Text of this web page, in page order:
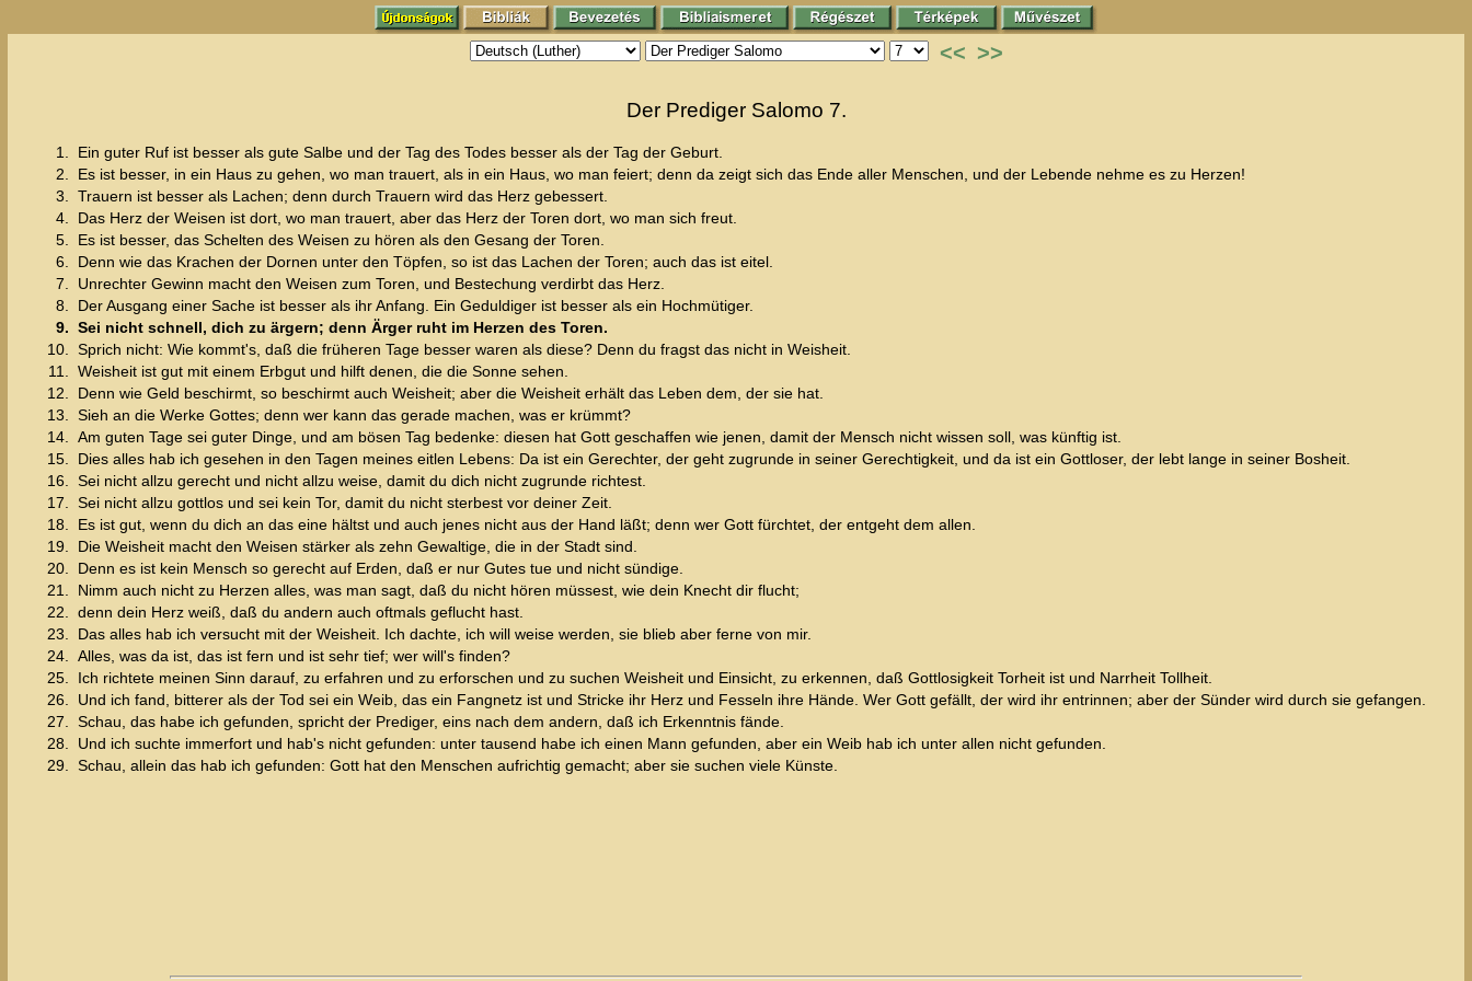
<< >>
Der Prediger Salomo 7.
1.
Ein guter Ruf ist besser als gute Salbe und der Tag des Todes besser als der Tag der Geburt.
2.
Es ist besser, in ein Haus zu gehen, wo man trauert, als in ein Haus, wo man feiert; denn da zeigt sich das Ende aller Menschen, und der Lebende nehme es zu Herzen!
3.
Trauern ist besser als Lachen; denn durch Trauern wird das Herz gebessert.
4.
Das Herz der Weisen ist dort, wo man trauert, aber das Herz der Toren dort, wo man sich freut.
5.
Es ist besser, das Schelten des Weisen zu hören als den Gesang der Toren.
6.
Denn wie das Krachen der Dornen unter den Töpfen, so ist das Lachen der Toren; auch das ist eitel.
7.
Unrechter Gewinn macht den Weisen zum Toren, und Bestechung verdirbt das Herz.
8.
Der Ausgang einer Sache ist besser als ihr Anfang. Ein Geduldiger ist besser als ein Hochmütiger.
9. Sei nicht schnell, dich zu ärgern; denn Ärger ruht im Herzen des Toren.
10.
Sprich nicht: Wie kommt's, daß die früheren Tage besser waren als diese? Denn du fragst das nicht in Weisheit.
11.
Weisheit ist gut mit einem Erbgut und hilft denen, die die Sonne sehen.
12.
Denn wie Geld beschirmt, so beschirmt auch Weisheit; aber die Weisheit erhält das Leben dem, der sie hat.
13.
Sieh an die Werke Gottes; denn wer kann das gerade machen, was er krümmt?
14.
Am guten Tage sei guter Dinge, und am bösen Tag bedenke: diesen hat Gott geschaffen wie jenen, damit der Mensch nicht wissen soll, was künftig ist.
15.
Dies alles hab ich gesehen in den Tagen meines eitlen Lebens: Da ist ein Gerechter, der geht zugrunde in seiner Gerechtigkeit, und da ist ein Gottloser, der lebt lange in seiner Bosheit.
16.
Sei nicht allzu gerecht und nicht allzu weise, damit du dich nicht zugrunde richtest.
17.
Sei nicht allzu gottlos und sei kein Tor, damit du nicht sterbest vor deiner Zeit.
18.
Es ist gut, wenn du dich an das eine hältst und auch jenes nicht aus der Hand läßt; denn wer Gott fürchtet, der entgeht dem allen.
19.
Die Weisheit macht den Weisen stärker als zehn Gewaltige, die in der Stadt sind.
20.
Denn es ist kein Mensch so gerecht auf Erden, daß er nur Gutes tue und nicht sündige.
21.
Nimm auch nicht zu Herzen alles, was man sagt, daß du nicht hören müssest, wie dein Knecht dir flucht;
22.
denn dein Herz weiß, daß du andern auch oftmals geflucht hast.
23.
Das alles hab ich versucht mit der Weisheit. Ich dachte, ich will weise werden, sie blieb aber ferne von mir.
24.
Alles, was da ist, das ist fern und ist sehr tief; wer will's finden?
25.
Ich richtete meinen Sinn darauf, zu erfahren und zu erforschen und zu suchen Weisheit und Einsicht, zu erkennen, daß Gottlosigkeit Torheit ist und Narrheit Tollheit.
26.
Und ich fand, bitterer als der Tod sei ein Weib, das ein Fangnetz ist und Stricke ihr Herz und Fesseln ihre Hände. Wer Gott gefällt, der wird ihr entrinnen; aber der Sünder wird durch sie gefangen.
27.
Schau, das habe ich gefunden, spricht der Prediger, eins nach dem andern, daß ich Erkenntnis fände.
28.
Und ich suchte immerfort und hab's nicht gefunden: unter tausend habe ich einen Mann gefunden, aber ein Weib hab ich unter allen nicht gefunden.
29.
Schau, allein das hab ich gefunden: Gott hat den Menschen aufrichtig gemacht; aber sie suchen viele Künste.